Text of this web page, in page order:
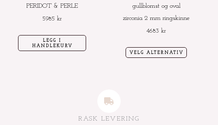
PERIDOT & PERLE
5985 kr
LEGG I
HANDLEKURV
gullblomst og oval
zirconia 2 mm ringskinne
4683 kr
VELG ALTERNATIV
RASK LEVERING